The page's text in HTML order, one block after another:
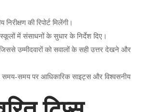
की रिपोर्ट मिलेंगी।
स्कूलों में संसाधनों के सुधार के निर्देश दिए।
उम्मीदवारों को सवालों के सही उत्तर देखने और
समय पर आधिकारिक साइट्स और विश्वसनीय